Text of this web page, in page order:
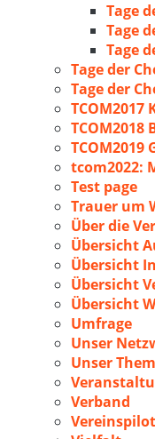
Tage
Tage
Tage
Tage der
Tage der
TCOM2017
TCOM2018
TCOM2019
tcom2022:
Test page
Trauer um
Über die
Übersicht
Übersicht
Übersicht
Übersicht
Umfrage
Unser
Unser
Verband